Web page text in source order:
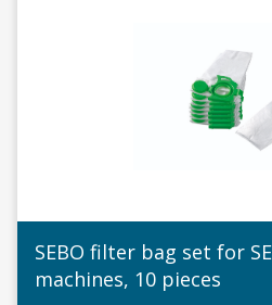
SEBO filter bag set for
machines, 10 pieces